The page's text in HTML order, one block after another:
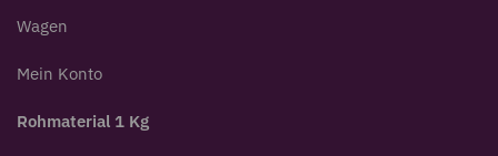
Wagen
Mein Konto
Rohmaterial 1 Kg